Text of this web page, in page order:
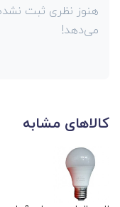
هنوز نظری ثبت
می‌دهد!
کالاهای مشابه